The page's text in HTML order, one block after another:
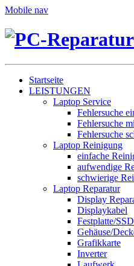
Mobile nav
Startseite
LEISTUNGEN
Laptop Service
Fehlersuche
Fehlersuche
Fehlersuche
Laptop Reinigung
einfache
aufwendige
schwierige
Laptop Reparatur
Display
Displaykabel
Festplatte/SSD
Gehäuse/
Grafikkarte
Inverter